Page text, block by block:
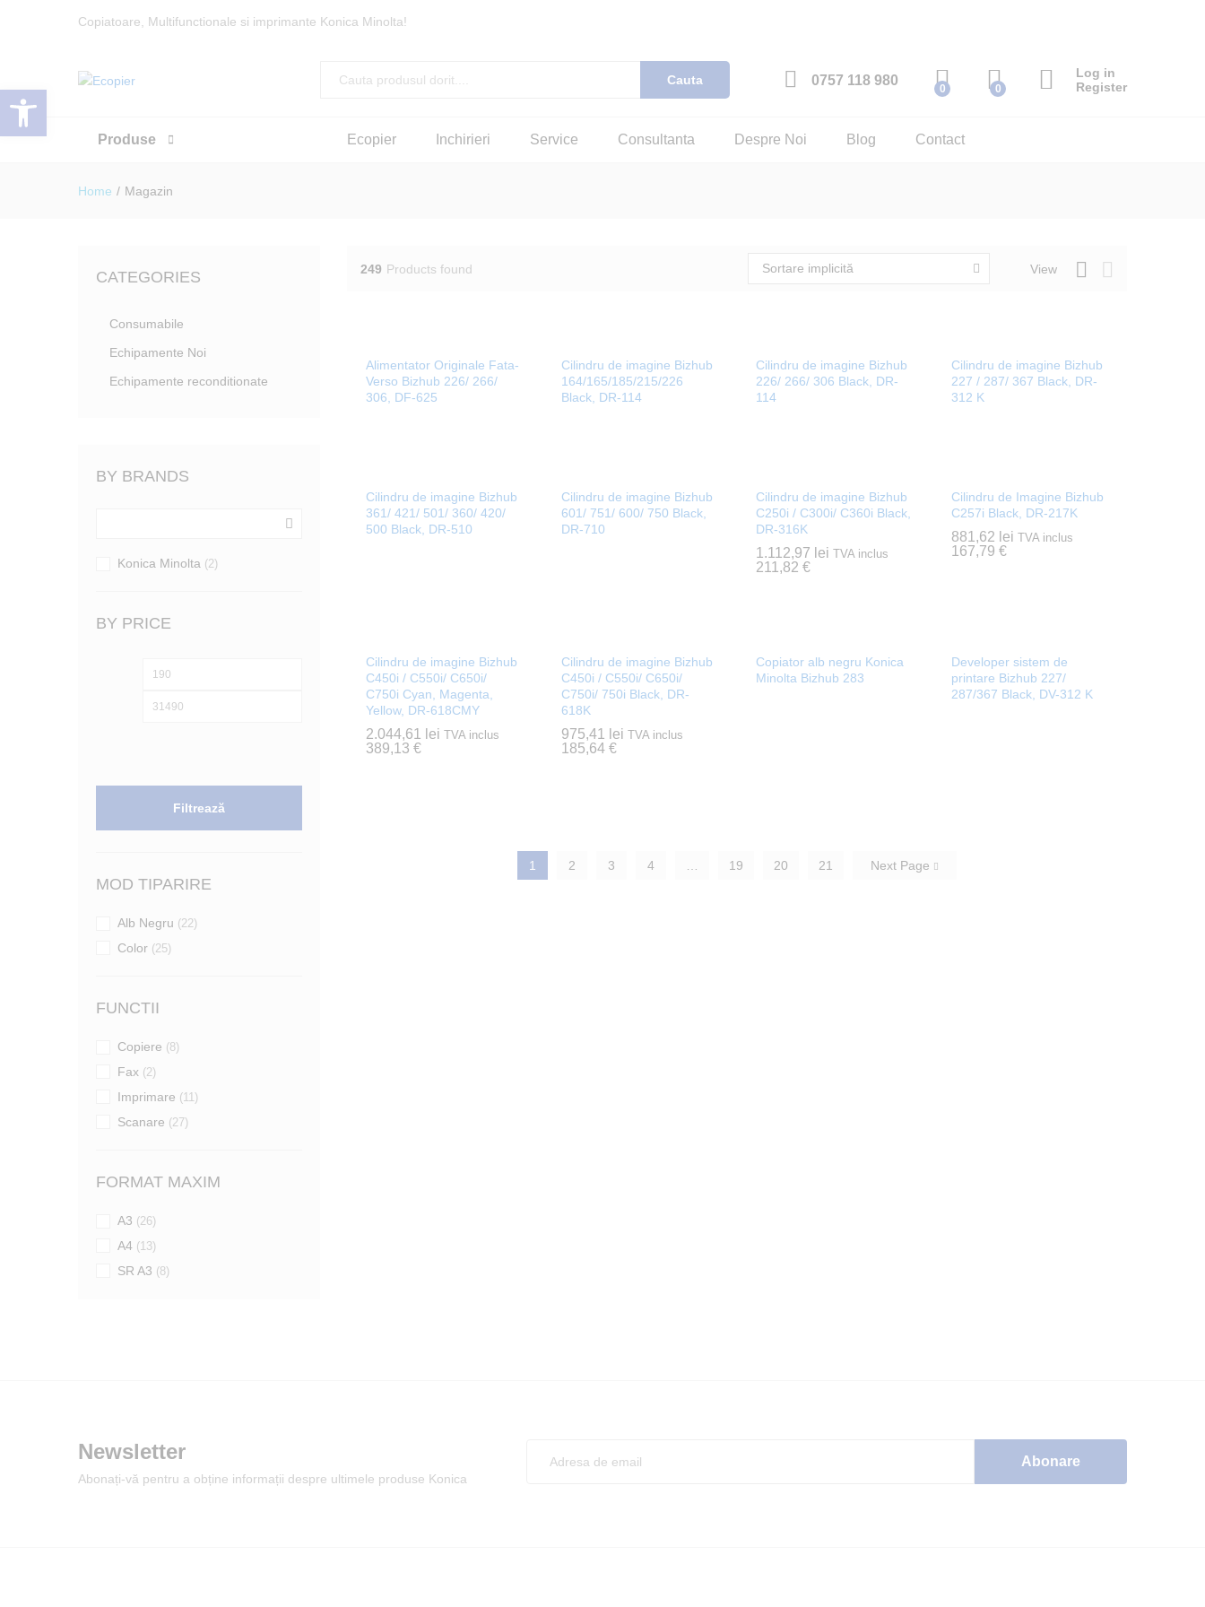
Copiatoare, Multifunctionale si imprimante Konica Minolta!
Cauta 0757 118 980
0 0
Log in
Register
Produse Ecopier Inchirieri Service Consultanta Despre Noi Blog Contact
Home / Magazin
249 Products found View
Sortare implicită
Alimentator Originale Fata-
Verso Bizhub 226/ 266/
306, DF-625
Cilindru de imagine Bizhub
164/165/185/215/226
Black, DR-114
Cilindru de imagine Bizhub
226/ 266/ 306 Black, DR-
114
Cilindru de imagine Bizhub
227 / 287/ 367 Black, DR-
312 K
Cilindru de imagine Bizhub
361/ 421/ 501/ 360/ 420/
500 Black, DR-510
Cilindru de imagine Bizhub
601/ 751/ 600/ 750 Black,
DR-710
Cilindru de imagine Bizhub
C250i / C300i/ C360i Black,
DR-316K
1.112,97 lei TVA inclus
211,82 €
1.112,97 lei
211,82 €
Cilindru de Imagine Bizhub
C257i Black, DR-217K
881,62 lei TVA inclus
167,79 €
881,62 lei
167,79 €
Cilindru de imagine Bizhub
C450i / C550i/ C650i/
C750i Cyan, Magenta,
Yellow, DR-618CMY
2.044,61 lei TVA inclus
389,13 €
2.044,61
lei
389,13 €
Cilindru de imagine Bizhub
C450i / C550i/ C650i/
C750i/ 750i Black, DR-
618K
975,41 lei TVA inclus
185,64 €
975,41
lei
185,64 €
Copiator alb negru Konica
Minolta Bizhub 283
Developer sistem de
printare Bizhub 227/
287/367 Black, DV-312 K
1 2 3 4 19 20 21 Next Page
CATEGORIES
Consumabile
Echipamente Noi
Echipamente reconditionate
BY BRANDS
Konica Minolta (2)
BY PRICE
Preț
Filtrează
MOD TIPARIRE
Alb Negru (22)
Color (25)
FUNCTII
Copiere (8)
Fax (2)
Imprimare (11)
Scanare (27)
FORMAT MAXIM
A3 (26)
A4 (13)
SR A3 (8)
Newsletter
Abonați-vă pentru a obține informații despre ultimele produse Konica
Deschide bara de unelte